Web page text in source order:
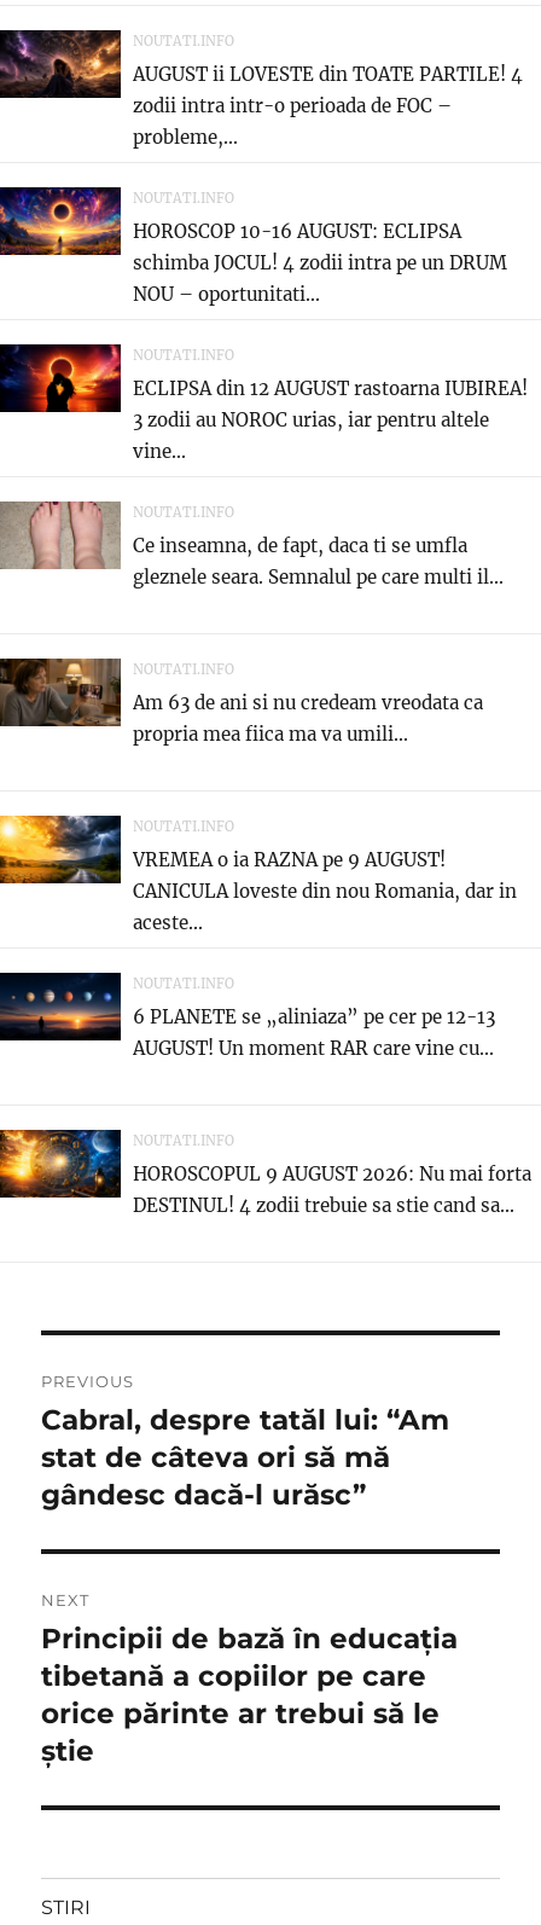
NOUTATI.INFO
AUGUST ii LOVESTE din TOATE PARTILE! 4
zodii intra intr-o perioada de FOC –
probleme,...
NOUTATI.INFO
HOROSCOP 10-16 AUGUST: ECLIPSA
schimba JOCUL! 4 zodii intra pe un DRUM
NOU – oportunitati...
NOUTATI.INFO
ECLIPSA din 12 AUGUST rastoarna IUBIREA!
3 zodii au NOROC urias, iar pentru altele
vine...
NOUTATI.INFO
Ce inseamna, de fapt, daca ti se umfla
gleznele seara. Semnalul pe care multi il...
NOUTATI.INFO
Am 63 de ani si nu credeam vreodata ca
propria mea fiica ma va umili...
NOUTATI.INFO
VREMEA o ia RAZNA pe 9 AUGUST!
CANICULA loveste din nou Romania, dar in
aceste...
NOUTATI.INFO
6 PLANETE se „aliniaza” pe cer pe 12-13
AUGUST! Un moment RAR care vine cu...
NOUTATI.INFO
HOROSCOPUL 9 AUGUST 2026: Nu mai forta
DESTINUL! 4 zodii trebuie sa stie cand sa...
în
articole
PREVIOUS
Previous
post:
Cabral, despre tatăl lui: “Am
stat de câteva ori să mă
gândesc dacă-l urăsc”
NEXT
Next
post:
Principii de bază în educația
tibetană a copiilor pe care
orice părinte ar trebui să le
știe
STIRI